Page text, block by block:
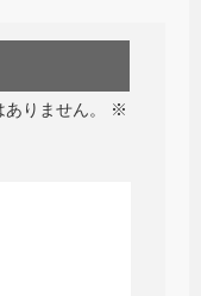
りません。
※